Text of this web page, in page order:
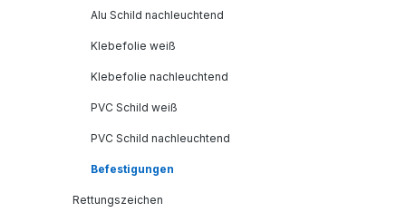
Alu Schild nachleuchtend
Klebefolie weiß
Klebefolie nachleuchtend
PVC Schild weiß
PVC Schild nachleuchtend
Befestigungen
Rettungszeichen